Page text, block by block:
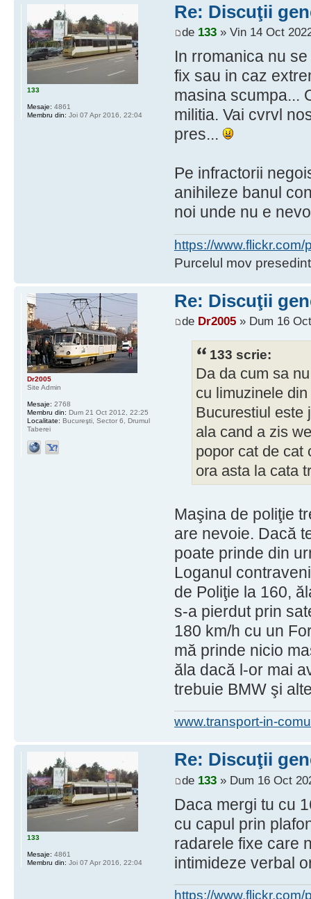
Re: Discuţii
de 133» Vin 14 Oct
In rromanica nu
fix sau in caz
masina scumpa...
militia. Vai cvrvl
pres...
Pe infractorii
anihileze banul
noi unde nu e
https://
Purcelul mov
133
Mesaje: 4861
Membru din: Joi 07 Apr 2016, 22:04
Re: Discuţii
de Dr2005» Dum 16
133 scrie:
Da da cum sa
cu limuzinele
Bucurestiul este
ala cand a zis
popor cat de cat
ora asta la cata
Maşina de poliţie
are nevoie. Dacă
poate prinde din
Loganul
de Poliţie la 160,
s-a pierdut prin
180 km/h cu un
mă prinde nicio
ăla dacă l-or mai
trebuie BMW şi
www.transport-in-
Dr2005
Site Admin
Mesaje: 2768
Membru din: Dum 21 Oct 2012, 22:25
Localitate: Bucureşti, Sector 6, Drumul
Taberei
Re: Discuţii
de 133» Dum 16 Oct
Daca mergi tu cu
cu capul prin
radarele fixe care
intimideze verbal
https://
133
Mesaje: 4861
Membru din: Joi 07 Apr 2016, 22:04